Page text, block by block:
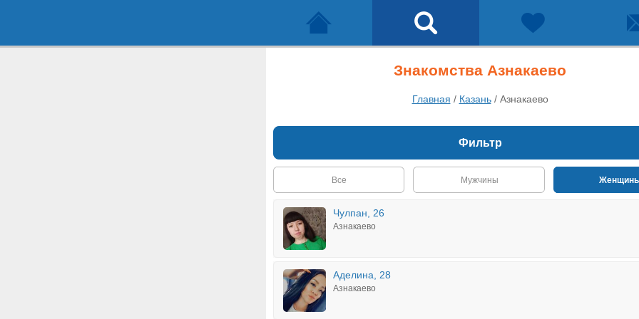
Знакомства Азнакаево
Главная / Казань/ Азнакаево
Фильтр
Все Мужчины
Чулпан, 26
Азнакаево
Аделина, 28
Азнакаево